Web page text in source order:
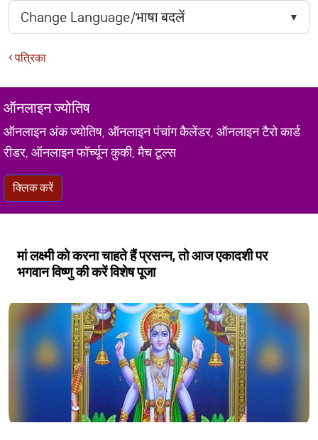
पत्रिका
ऑनलाइन ज्योतिष
ऑनलाइन अंक ज्योतिष, ऑनलाइन पंचांग कैलेंडर, ऑनलाइन टैरो कार्ड
रीडर, ऑनलाइन फॉर्च्यून कुकी, मैच टूल्स
क्लिक करें
मां लक्ष्मी को करना चाहते हैं प्रसन्न, तो आज एकादशी पर
भगवान विष्णु की करें विशेष पूजा